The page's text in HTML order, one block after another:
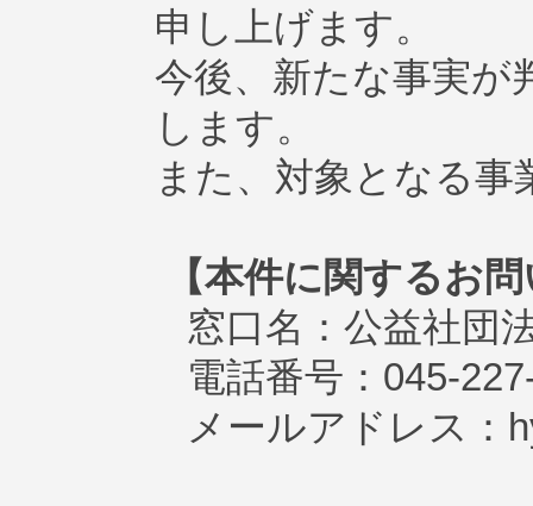
申し上げます。
今後、新たな事実が
します。
また、対象となる
【本件に関するお
窓口名：公益社団
電話番号：045-
メールアドレス：